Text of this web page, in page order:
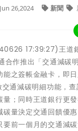
Jun 26,2024 新聞
17:39:27)王道
合作推出「交通減碳
之簽帳金融卡，即
通減碳明細功能，
量；同時王道銀行更
碳量決定交通回饋優
要前一個月的交通減